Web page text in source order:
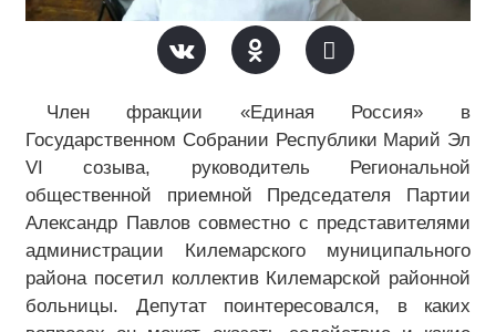
Член фракции «Единая Россия» в
Государственном Собрании Республики Марий Эл
VI созыва, руководитель Региональной
общественной приемной Председателя Партии
Александр Павлов совместно с представителями
администрации Килемарского муниципального
района посетил коллектив Килемарской районной
больницы. Депутат поинтересовался, в каких